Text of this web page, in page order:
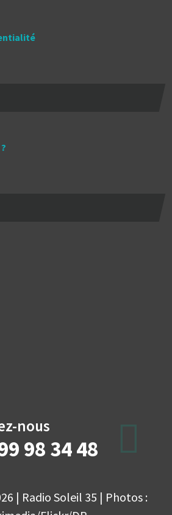
nous
98 34 48
| Radio Soleil 35 | Photos :